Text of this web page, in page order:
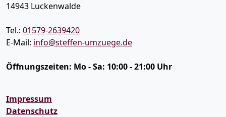
14943 Luckenwalde
Tel.: 01579-2639420
E-Mail: info@steffen-umzuege.de
Öffnungszeiten: Mo - Sa: 10:00 - 21:00 Uhr
Impressum
Datenschutz